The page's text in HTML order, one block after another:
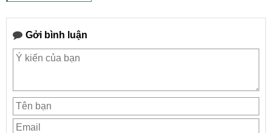
Gởi bình luận